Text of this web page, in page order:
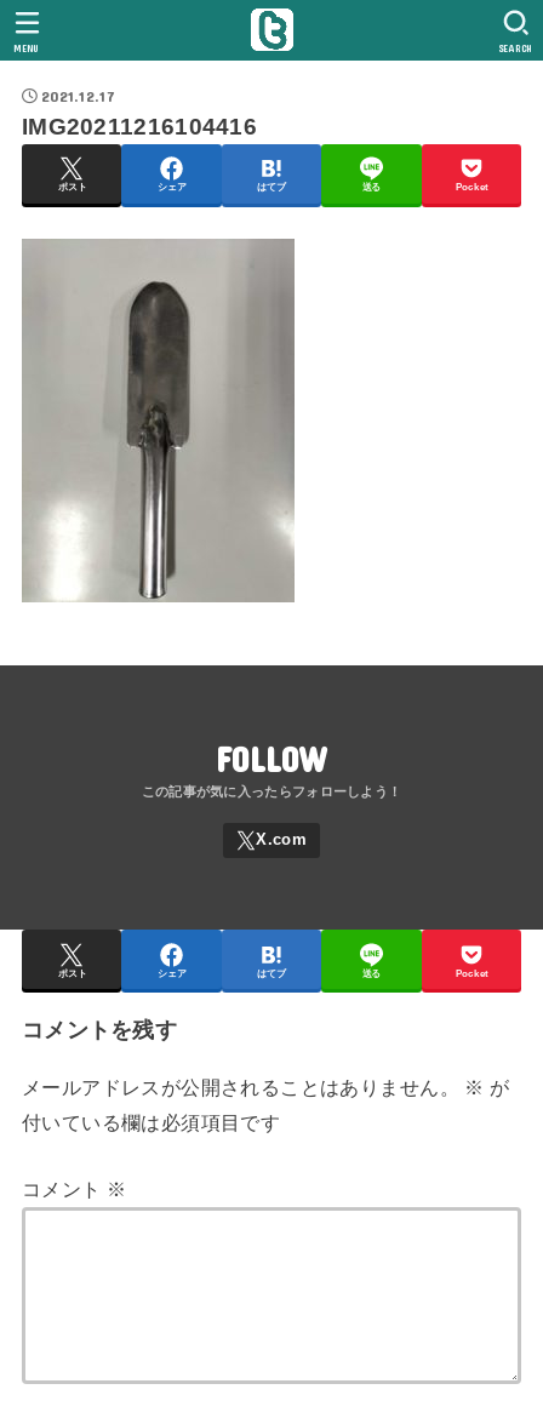
SEARCH
MENU
2021.12.17
IMG20211216104416
ポスト シェア はてブ 送る Pocket
FOLLOW
ポスト シェア はてブ 送る Pocket
コメントを残す
メールアドレスが公開されることはありません。 ※ が
付いている欄は必須項目です
コメント ※